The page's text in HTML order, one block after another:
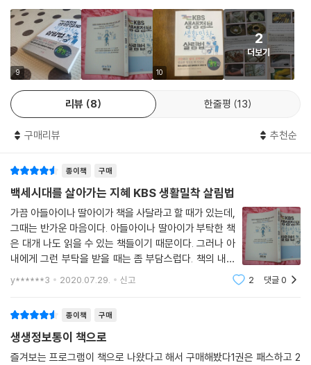
버리는 음식으로 알뜰하게 세척하기 179
당신의 눈이 위험하다 229
떨어진 이야기라면 소용이 없을 거예요. 하지만 『KBS 생생정보 생활밀착
살림법』에서는 그런 걱정을 할 필요가 없답니다. 밀가루, 식초, 달걀 등 대
부분의 가정에 마련되어 있는 제품들을 활용해 누구나 알뜰살뜰하게 살림
할 수 있는 실용성 200%의 방법을 총망라하여 소개합니다!
살림 초보에서 살림 고수로 순식간에 레벨업 할 수 있는 비법, 『KBS 생생
정보 생활밀착 살림법』에서 지금 바로 만나보세요!
9 10
2
더보기
리뷰 8 한줄평 13
구매리뷰 추천순
종이책 구매
백세시대를 살아가는 지혜 KBS 생활밀착 살림법
가끔 아들아이나 딸아이가 책을 사달라고 할 때가 있는데,
그때는 반가운 마음이다. 아들아이나 딸아이가 부탁한 책
은 대개 나도 읽을 수 있는 책들이기 때문이다. 그러나 아
내에게 그런 부탁을 받을 때는 좀 부담스럽다. 책의 내용
이 나의 취향과는 거리가 먼 것은 물론이고, 대부분 리뷰
를 쓰기가 힘든 책들이다. 아내는 수예, 꽃꽂이, 생활정보
y******3 2020.07.29. 신고 2 댓글0
종이책 구매
생생정보통이 책으로
즐겨보는 프로그램이 책으로 나왔다고 해서 구매해봤다1권은 패스하고 2